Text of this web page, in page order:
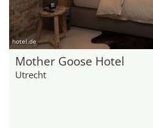
hotel.de
Mother Goose Hotel
Utrecht